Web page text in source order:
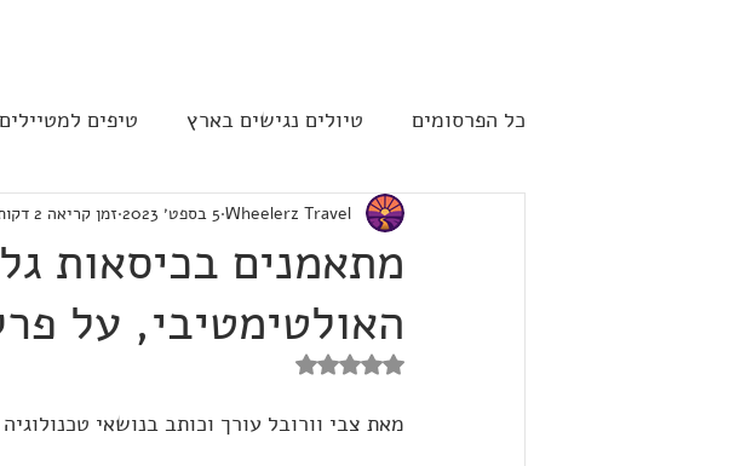
כל הפרסומים טיולים נגישים בארץ טיפים
שייט תענוגות - קרוז ארה"ב וצפון אמריקה
האולטימטיבי, על
Wheelerz Travel 5 בספט׳ 2023 זמן קריאה 2 דקות
דירוג של NaN מתוך 5 כוכבים
מאת צבי וורובל עורך וכותב בנושאי טכנולוגיה HT Magazine מזה 20 שנה.